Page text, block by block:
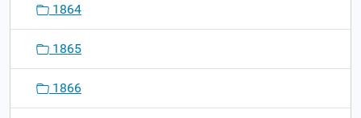
1864
1865
1866